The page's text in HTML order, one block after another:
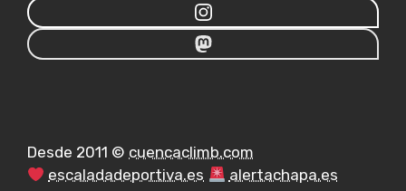
Desde 2011 © cuencaclimb.com
escaladadeportiva.es
alertachapa.es